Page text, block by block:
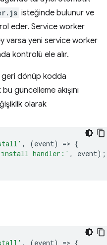
isteğinde bulunur ve
eder. Service worker
varsa yeni service worker
kontrolü ele alır.
geri dönüp kodda
güncelleme akışını
olarak
, (event) => {
handler:' , event);
, (event) => {